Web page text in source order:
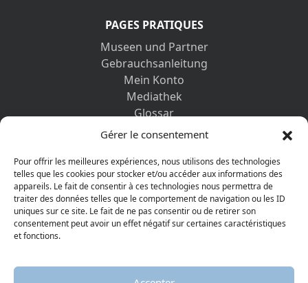
Gérer le consentement
Pour offrir les meilleures expériences, nous utilisons des technologies
telles que les cookies pour stocker et/ou accéder aux informations des
appareils. Le fait de consentir à ces technologies nous permettra de
traiter des données telles que le comportement de navigation ou les ID
uniques sur ce site. Le fait de ne pas consentir ou de retirer son
consentement peut avoir un effet négatif sur certaines caractéristiques
et fonctions.
PAGES PRATIQUES
Museen und Partner
Gebrauchsanleitung
Mein Konto
Mediathek
Glossar
Kontaktformular
Datenschutz-Bestimmungen
ENTDECKEN SIE AUCH